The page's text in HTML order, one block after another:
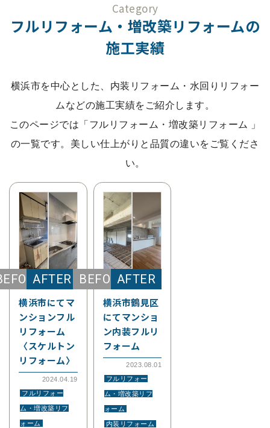
Category
フルリフォーム・増改築リフォームの
施工実績
横浜市を中心とした、内装リフォーム・水回りリフォー
ムなどの施工実績をご紹介します。
このページでは「フルリフォーム・増改築リフォーム 」
の一覧です。美しい仕上がりと品質の違いをご覧くださ
い。
横浜市にてマ
ンションフル
リフォーム
〈スケルトン
リフォーム〉
2024.04.19
フルリフォー
ム・増改築リフ
ォーム
横浜市鶴見区
にてマンショ
ン内装フルリ
フォーム
2023.08.01
フルリフォー
ム・増改築リフ
ォーム
内装リフォーム